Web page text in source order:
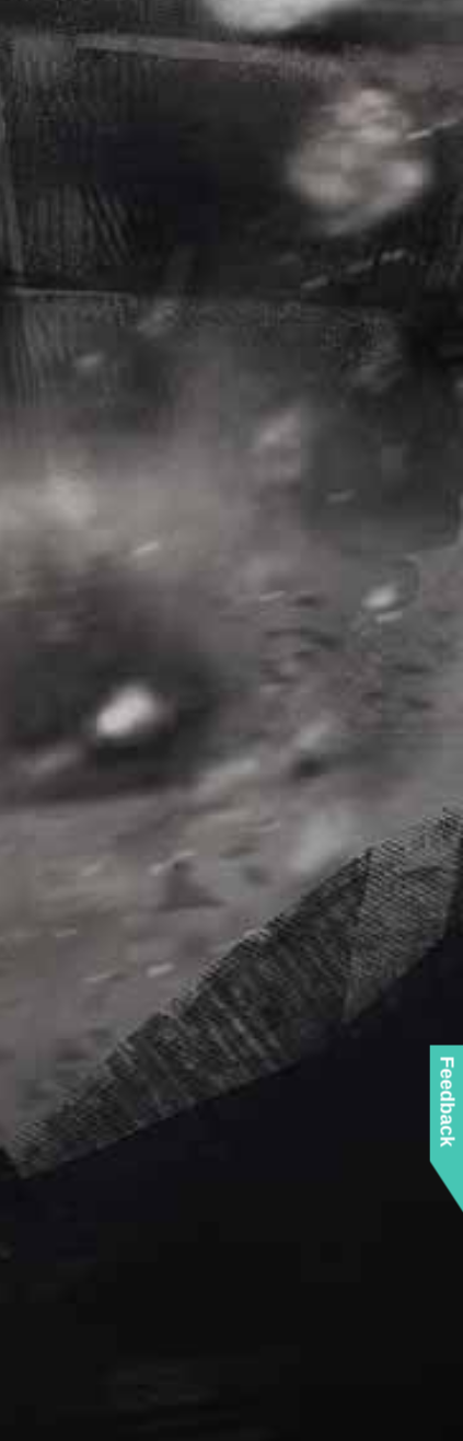
Feedback